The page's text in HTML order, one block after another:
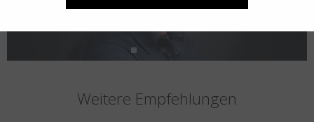
Weitere Empfehlungen